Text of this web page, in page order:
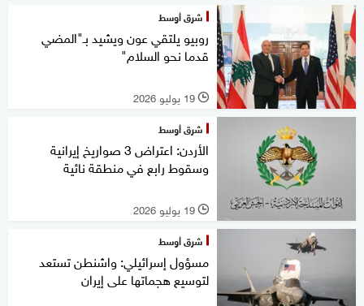
شرق أوسط
روبيو يلتقي عون ويشيد بـ"المضي
قدما نحو السلام"
l 19 يوليو 2026
شرق أوسط
الأردن: اعتراض 3 صواريخ إيرانية
وسقوط رابع في منطقة نائية
l 19 يوليو 2026
شرق أوسط
مسؤول إسرائيلي: واشنطن تستعد
لتوسيع هجماتها على إيران